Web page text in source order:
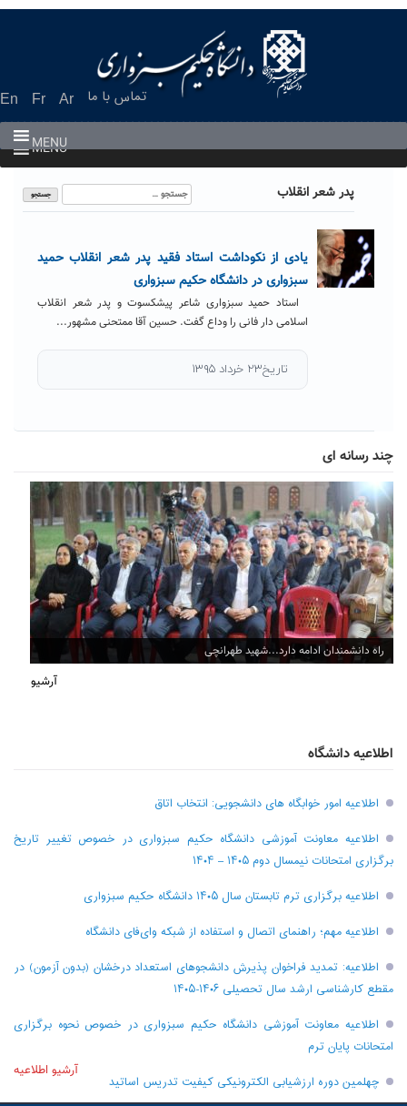
En Fr Ar تماس با ما
MENU
MENU
پدر شعر انقلاب
جستجو
برای:
یادی از نکوداشت استاد فقید پدر شعر انقلاب حمید
سبزواری در دانشگاه حکیم سبزواری
استاد حمید سبزواری شاعر پیشکسوت و پدر شعر انقلاب
اسلامی دار فانی را وداع گفت. حسین آقا ممتحنی مشهور...
تاریخ۲۳ خرداد ۱۳۹۵
چند رسانه ای
راه دانشمندان ادامه دارد...شهید طهرانچی
آرشیو
اطلاعیه دانشگاه
اطلاعیه امور خوابگاه های دانشجویی: انتخاب اتاق
اطلاعیه معاونت آموزشی دانشگاه حکیم سبزواری در خصوص تغییر تاریخ
برگزاری امتحانات نیمسال دوم ۱۴۰۵ – ۱۴۰۴
اطلاعیه برگزاری ترم تابستان سال ۱۴۰۵ دانشگاه حکیم سبزواری
اطلاعیه مهم؛ راهنمای اتصال و استفاده از شبکه وای‌فای دانشگاه
اطلاعیه: تمدید فراخوان پذیرش دانشجو‌های استعداد درخشان (بدون آزمون) در
مقطع کارشناسی ارشد سال تحصیلی ۱۴۰۶-۱۴۰۵
اطلاعیه معاونت آموزشی دانشگاه حکیم سبزواری در خصوص نحوه برگزاری
امتحانات پایان ترم
چهلمین دوره ارزشیابی الکترونیکی کیفیت تدریس اساتید
آرشیو اطلاعیه